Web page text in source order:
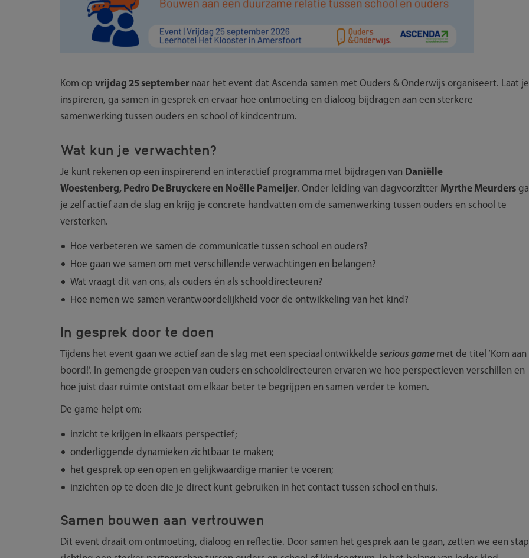
Kom op vrijdag 25 september naar het event dat Ascenda samen met Ouders & Onderwijs organiseert. Laat je
inspireren, ga samen in gesprek en ervaar hoe ontmoeting en dialoog bijdragen aan een sterkere
samenwerking tussen ouders en school of kindcentrum.
Wat kun je verwachten?
Je kunt rekenen op een inspirerend en interactief programma met bijdragen van Daniëlle
Woestenberg, Pedro De Bruyckere en Noëlle Pameijer. Onder leiding van dagvoorzitter Myrthe Meurders ga
je zelf actief aan de slag en krijg je concrete handvatten om de samenwerking tussen ouders en school te
versterken.
Hoe verbeteren we samen de communicatie tussen school en ouders?
Hoe gaan we samen om met verschillende verwachtingen en belangen?
Wat vraagt dit van ons, als ouders én als schooldirecteuren?
Hoe nemen we samen verantwoordelijkheid voor de ontwikkeling van het kind?
In gesprek door te doen
Tijdens het event gaan we actief aan de slag met een speciaal ontwikkelde serious game met de titel ‘Kom aan
boord!’. In gemengde groepen van ouders en schooldirecteuren ervaren we hoe perspectieven verschillen en
hoe juist daar ruimte ontstaat om elkaar beter te begrijpen en samen verder te komen.
De game helpt om:
inzicht te krijgen in elkaars perspectief;
onderliggende dynamieken zichtbaar te maken;
het gesprek op een open en gelijkwaardige manier te voeren;
inzichten op te doen die je direct kunt gebruiken in het contact tussen school en thuis.
Samen bouwen aan vertrouwen
Dit event draait om ontmoeting, dialoog en reflectie. Door samen het gesprek aan te gaan, zetten we een stap